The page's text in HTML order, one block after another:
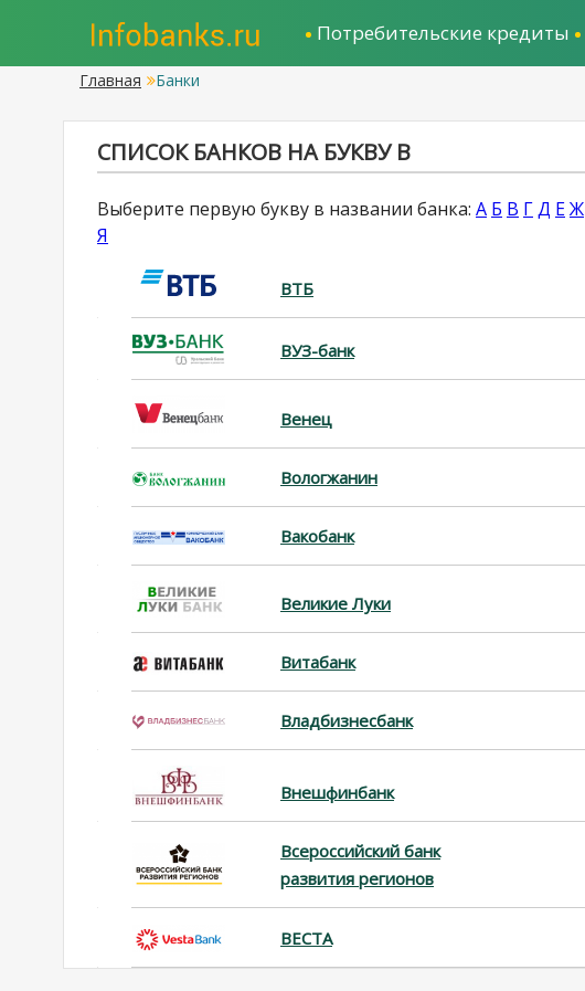
Потребительские кредиты
Главная Банки
СПИСОК БАНКОВ НА БУКВУ В
Выберите первую букву в названии банка: А Б В ГД ЕЖ
Я
ВТБ
ВУЗ-банк
Венец
Вологжанин
Вакобанк
Великие Луки
Витабанк
Владбизнесбанк
Внешфинбанк
Всероссийский банк
развития регионов
ВЕСТА